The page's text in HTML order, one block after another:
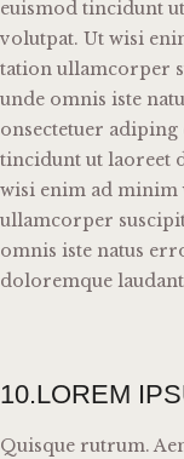
euismod tincidunt
volutpat. Ut wisi
tation ullamcorper
unde omnis iste
onsectetuer
tincidunt ut laoreet
wisi enim ad minim
ullamcorper
omnis iste natus
doloremque
10.LOREM
Quisque rutrum.